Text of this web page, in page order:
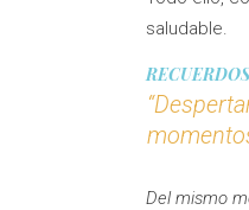
saludable.
Del mismo